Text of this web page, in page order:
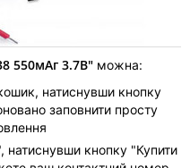
550мАг 3.7В" можна:
натиснувши кнопку
заповнити просту
кнопку "Купити